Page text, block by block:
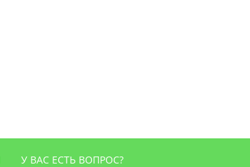
У ВАС ЕСТЬ ВОПРОС?